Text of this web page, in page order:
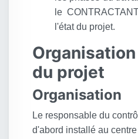
le
l'état du projet.
du projet
Organisation
Le responsable du
d'abord installé au